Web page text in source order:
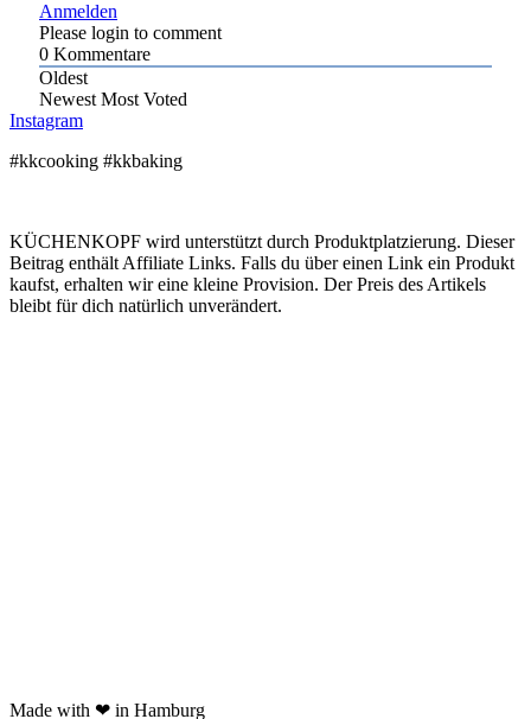
Anmelden
Please login to comment
0 Kommentare
Oldest
Newest Most Voted
Instagram
#kkcooking #kkbaking
KÜCHENKOPF wird unterstützt durch Produktplatzierung. Dieser
Beitrag enthält Affiliate Links. Falls du über einen Link ein Produkt
kaufst, erhalten wir eine kleine Provision. Der Preis des Artikels
bleibt für dich natürlich unverändert.
Made with ❤ in Hamburg